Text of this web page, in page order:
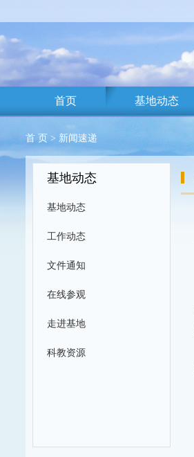
首页 基地动态
首 页 > 新闻速递
基地动态
基地动态
工作动态
文件通知
在线参观
走进基地
科教资源